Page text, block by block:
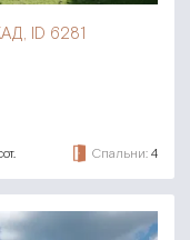
ID 6281
Спальни: 4